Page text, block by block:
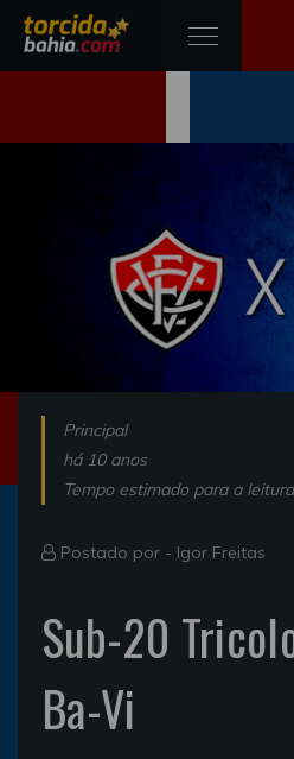
Principal
há 10 anos
Tempo estimado para a
Postado por - Igor Freitas
Sub-20
Ba-Vi